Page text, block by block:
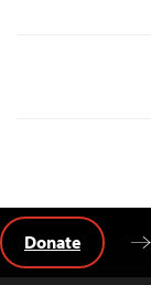
Donate